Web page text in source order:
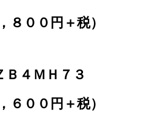
８００円＋税）
４ＭＨ７３
６００円＋税）